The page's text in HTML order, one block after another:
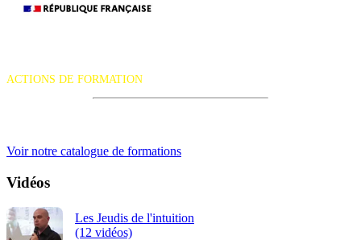
ACTIONS DE FORMATION
Voir notre catalogue de formations
Vidéos
Les Jeudis de l'intuition
(12 vidéos)